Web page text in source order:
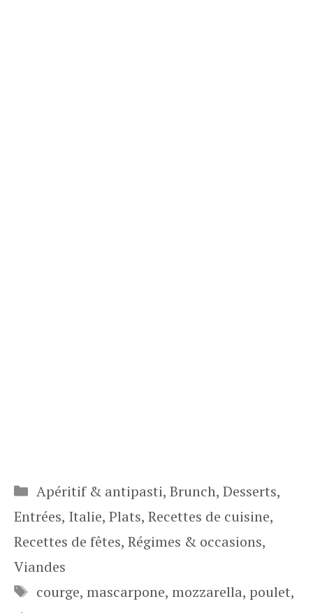
Catégories
Apéritif & antipasti, Brunch, Desserts,
Entrées, Italie, Plats, Recettes de cuisine,
Recettes de fêtes, Régimes & occasions,
Viandes
Étiquettes
courge, mascarpone, mozzarella, poulet,